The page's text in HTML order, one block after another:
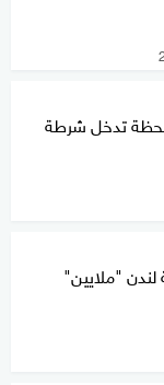
تدخل شرطة
"ملايين"